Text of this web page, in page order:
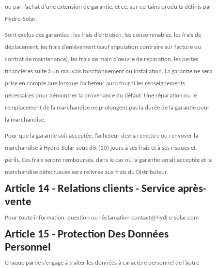
ou par l’achat d’une extension de garantie, et ce, sur certains produits définis par
Hydro-Solar.
Sont exclus des garanties : les frais d’entretien, les consommables, les frais de
déplacement, les frais d’enlèvement (sauf stipulation contraire sur facture ou
contrat de maintenance), les frais de main d’œuvre de réparation, les pertes
financières suite à un mauvais fonctionnement ou installation. La garantie ne sera
prise en compte que lorsque l’acheteur aura fourni les renseignements
nécessaires pour démontrer la provenance du défaut. Une réparation ou le
remplacement de la marchandise ne prolongent pas la durée de la garantie pour
la marchandise.
Pour que la garantie soit acceptée, l’acheteur devra remettre ou renvoyer la
marchandise à Hydro-Solar sous dix (10) jours à ses frais et à ses risques et
périls. Ces frais seront remboursés, dans le cas où la garantie serait acceptée et la
marchandise défectueuse sera relivrée aux frais du Distributeur.
Article 14 - Relations clients - Service après-
vente
Pour toute information, question ou réclamation contact@hydro-solar.com
Article 15 - Protection Des Données
Personnel
Chaque partie s’engage à traiter les données à caractère personnel de l’autre